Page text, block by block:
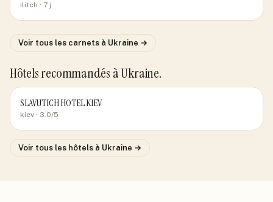
ilitch · 7 j
Voir tous les carnets à Ukraine →
Hôtels recommandés à Ukraine.
SLAVUTICH HOTEL KIEV
kiev · 3.0/5
Voir tous les hôtels à Ukraine →